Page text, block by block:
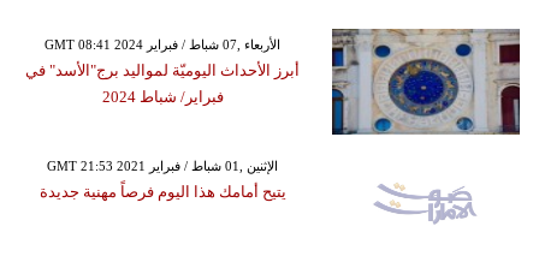
GMT 08:41 2024 الأربعاء ,07 شباط / فبراير
أبرز الأحداث اليوميّة لمواليد برج"الأسد" في
فبراير/ شباط 2024
GMT 21:53 2021 الإثنين ,01 شباط / فبراير
يتيح أمامك هذا اليوم فرصاً مهنية جديدة